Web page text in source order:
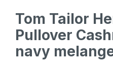
Tom Tailor
Pullover
navy